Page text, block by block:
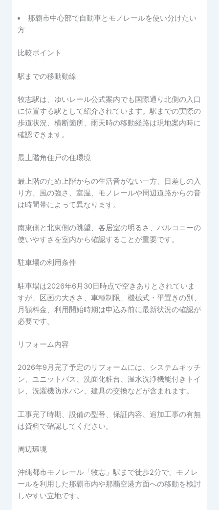
那覇市中心部で自動車とモノレールを使い分けたい
方
比較ポイント
駅までの移動動線
牧志駅は、ゆいレール公式案内でも国際通り北側の入口
に位置する駅として紹介されています。駅までの実際の
歩道状況、横断箇所、雨天時の移動経路は現地案内時に
確認できます。
最上階角住戸の住環境
最上階のため上階からの生活音がない一方、日差しの入
り方、風の強さ、室温、モノレールや周辺道路からの音
は時間帯によって異なります。
南東側と北東側の眺望、各居室の明るさ、バルコニーの
使いやすさを室内から確認することが重要です。
駐車場の利用条件
駐車場は2026年6月30日時点で空きありとされていま
すが、区画の大きさ、車種制限、機械式・平置きの別、
月額料金、利用開始時期は申込み前に最新状況の確認が
必要です。
リフォーム内容
2026年9月完了予定のリフォームには、システムキッチ
ン、ユニットバス、洗面化粧台、温水洗浄機能付きトイ
レ、洗濯機防水パン、建具の交換などが含まれます。
工事完了時期、設備の型番、保証内容、追加工事の有無
は資料で確認してください。
周辺環境
沖縄都市モノレール「牧志」駅まで徒歩2分で、モノレ
ールを利用した那覇市内や那覇空港方面への移動を検討
しやすい立地です。